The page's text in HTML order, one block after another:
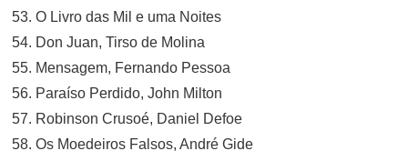
53. O Livro das Mil e uma Noites
54. Don Juan, Tirso de Molina
55. Mensagem, Fernando Pessoa
56. Paraíso Perdido, John Milton
57. Robinson Crusoé, Daniel Defoe
58. Os Moedeiros Falsos, André Gide